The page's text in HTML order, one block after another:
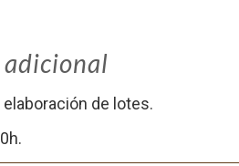
elaboración de lotes.